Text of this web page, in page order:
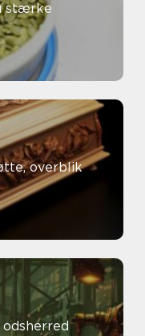
stærke